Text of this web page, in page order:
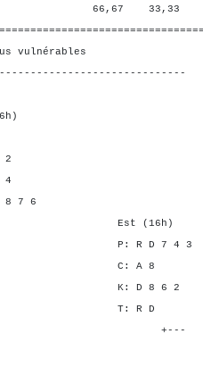
66,67 33,33
vulnérables
5
2
4
7 6
Est (16h)
R D 7
4 C:
K: D 8
4 3 T: